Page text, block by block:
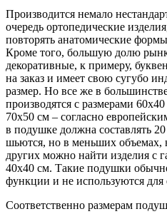
Производится немало
очередь ортопедические
повторять анатомические
Кроме того, большую долю
декоративные, к примеру,
на заказ и имеет свою сугубо
размер. Но все же в
производятся с размерами
70х50 см – согласно
в подушке должна составлять
шьются, но в меньших объемах,
других можно найти изделия с
40х40 см. Такие подушки
функции и не используются для
Соответственно размерам